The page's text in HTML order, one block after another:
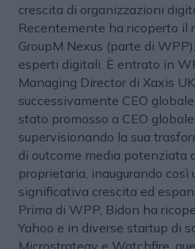
crescita di organizzazioni
Recentemente ha ricoperto il
GroupM Nexus (parte di
esperti digitali. È entrato in
Managing Director di Xaxis
successivamente CEO
stato promosso a CEO globale
supervisionando la sua
di outcome media potenziata
proprietaria, inaugurando così
significativa crescita ed
Prima di WPP, Bidon ha
Yahoo e in diverse startup di
Microstrategy e Watchfire,